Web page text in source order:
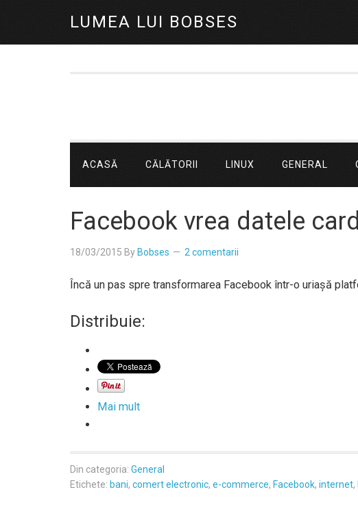
LUMEA LUI BOBSES
ACASĂ CĂLĂTORII LINUX GENERAL
Facebook vrea datele
18/03/2015 By Bobses 2 comentarii
Încă un pas spre transformarea Facebook într-o uriașă
Distribuie:
Mai mult
Din categoria: General
Etichete: bani, comert electronic, e-commerce, Facebook, internet,